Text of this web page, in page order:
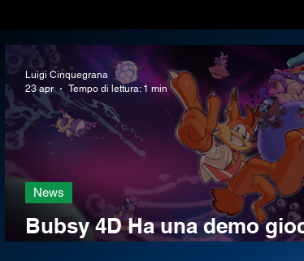
Cinema e TV Manga e Fumetti
Indie World Anteprime Libri
Bubsy 4D Ha una demo
News
Luigi Cinquegrana
23 apr
Tempo di lettura: 1 min